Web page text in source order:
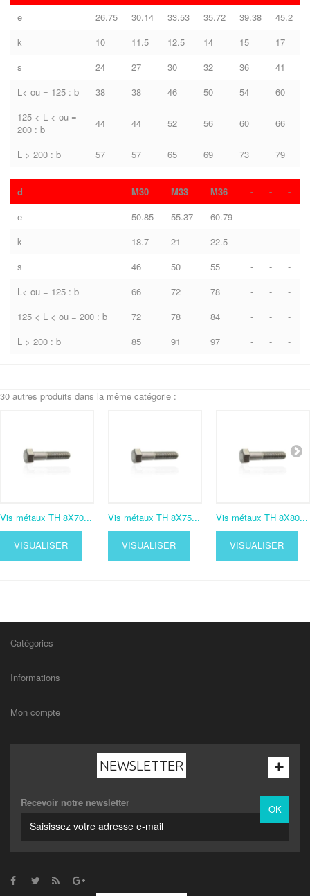
e
26.75 30.14 33.53 35.72 39.38
45.2
k
10 11.5 12.5 14 15
17
s
24 27 30 32 36
41
L< ou = 125 : b
38 38 46 50 54
60
125 < L < ou =
200 : b
44 44 52 56 60 66
L > 200 : b 57 57 65 69 73 79
d M30 M33 M36 - -
-
e
50.85 55.37 60.79 - -
-
k
18.7 21 22.5 - -
-
s
46 50 55 - -
-
L< ou = 125 : b
66 72 78 - -
-
125 < L < ou = 200 : b
72 78 84 - -
-
L > 200 : b
85 91 97 - - -
30 autres produits dans la même catégorie :
Vis métaux TH 8X70...
VISUALISER
Vis métaux TH 8X75...
VISUALISER
Vis métaux TH 8X80...
VISUALISER
Catégories
Informations
Mon compte
NEWSLETTER
Recevoir notre newsletter
OK